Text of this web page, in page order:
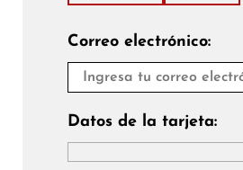
Correo electrónico:
Datos de la tarjeta: